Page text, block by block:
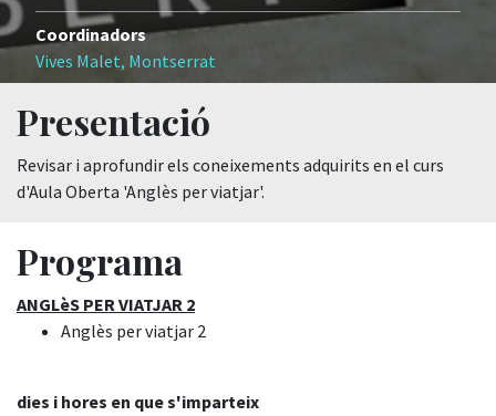
Coordinadors
Vives Malet, Montserrat
Presentació
Revisar i aprofundir els coneixements adquirits en el curs
d'Aula Oberta 'Anglès per viatjar'.
Programa
ANGLèS PER VIATJAR 2
Anglès per viatjar 2
dies i hores en que s'imparteix